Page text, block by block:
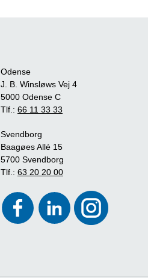
Odense
J. B. Winsløws Vej 4
5000 Odense C
Tlf.: 66 11 33 33
Svendborg
Baagøes Allé 15
5700 Svendborg
Tlf.: 63 20 20 00